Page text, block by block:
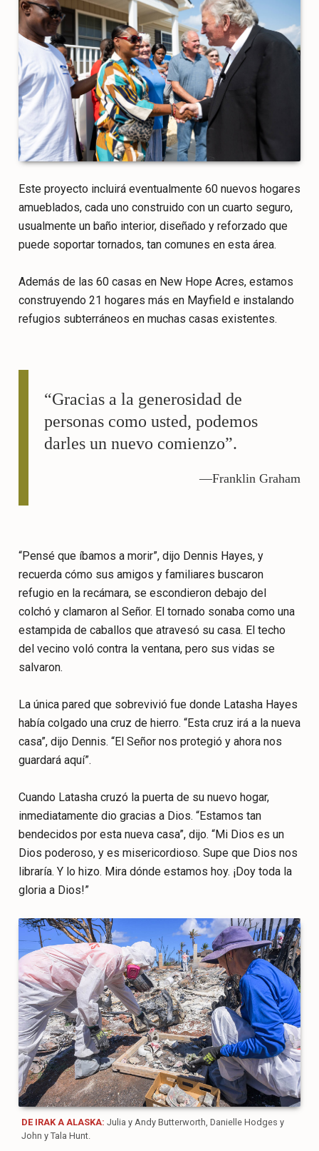
Este proyecto incluirá eventualmente 60 nuevos hogares
amueblados, cada uno construido con un cuarto seguro,
usualmente un baño interior, diseñado y reforzado que
puede soportar tornados, tan comunes en esta área.
Además de las 60 casas en New Hope Acres, estamos
construyendo 21 hogares más en Mayfield e instalando
refugios subterráneos en muchas casas existentes.
“Gracias a la generosidad de
personas como usted, podemos
darles un nuevo comienzo”.
—Franklin Graham
“Pensé que íbamos a morir”, dijo Dennis Hayes, y
recuerda cómo sus amigos y familiares buscaron
refugio en la recámara, se escondieron debajo del
colchó y clamaron al Señor. El tornado sonaba como una
estampida de caballos que atravesó su casa. El techo
del vecino voló contra la ventana, pero sus vidas se
salvaron.
La única pared que sobrevivió fue donde Latasha Hayes
había colgado una cruz de hierro. “Esta cruz irá a la nueva
casa”, dijo Dennis. “El Señor nos protegió y ahora nos
guardará aquí”.
Cuando Latasha cruzó la puerta de su nuevo hogar,
inmediatamente dio gracias a Dios. “Estamos tan
bendecidos por esta nueva casa”, dijo. “Mi Dios es un
Dios poderoso, y es misericordioso. Supe que Dios nos
libraría. Y lo hizo. Mira dónde estamos hoy. ¡Doy toda la
gloria a Dios!”
DE IRAK A ALASKA: Julia y Andy Butterworth, Danielle Hodges y
John y Tala Hunt.